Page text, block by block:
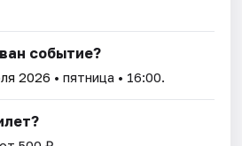
событие?
2026 • пятница • 16:00.